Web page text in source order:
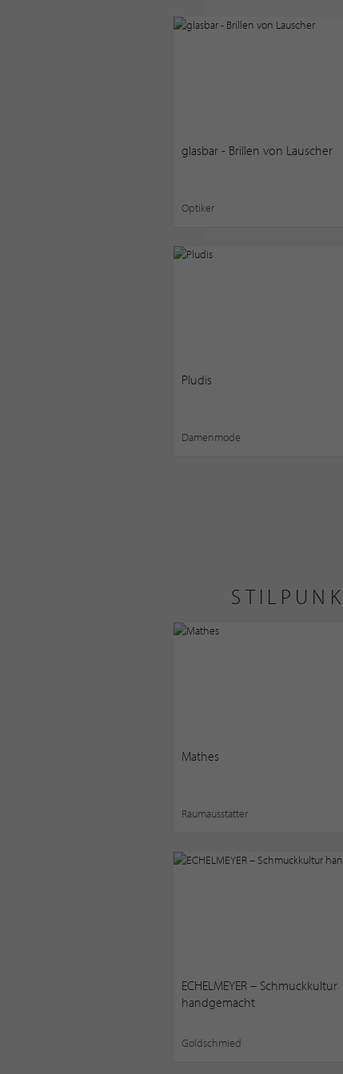
glasbar - Brillen von Lauscher
Optiker
Pludis
Damenmode
Mathes
Raumausstatter
ECHELMEYER – Schmuckkultur
handgemacht
Goldschmied